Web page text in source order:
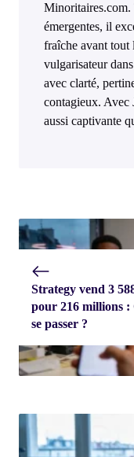
Minoritaires.com.
émergentes, il
fraîche avant tout
vulgarisateur
avec clarté,
contagieux. Avec
aussi captivante
Strategy vend 3
pour 216 millions :
se passer ?